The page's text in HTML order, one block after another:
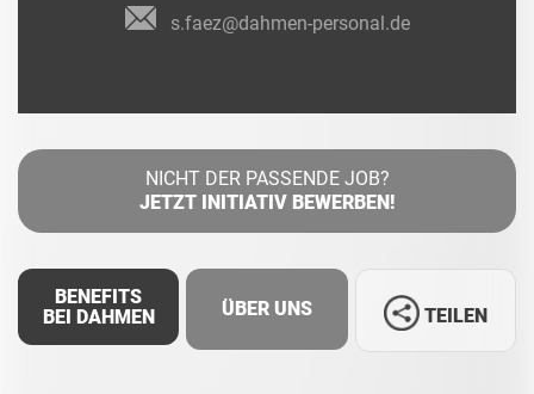
s.faez@dahmen-personal.de
NICHT DER PASSENDE JOB?
JETZT INITIATIV BEWERBEN!
BENEFITS
BEI DAHMEN
ÜBER UNS TEILEN